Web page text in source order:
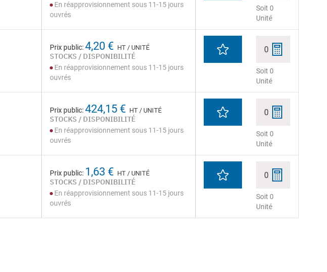
En réapprovisionnement sous 11-15 jours
ouvrés
Soit 0
Unité
Prix public:4,20 € HT / UNITÉ
STOCKS / DISPONIBILITÉ
En réapprovisionnement sous 11-15 jours
ouvrés
0
Soit 0
Unité
Prix public:424,15 € HT / UNITÉ
STOCKS / DISPONIBILITÉ
En réapprovisionnement sous 11-15 jours
ouvrés
0
Soit 0
Unité
Prix public: 1,63 € HT / UNITÉ
STOCKS / DISPONIBILITÉ
En réapprovisionnement sous 11-15 jours
ouvrés
0
Soit 0
Unité